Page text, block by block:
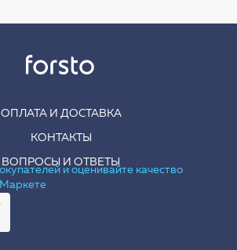
ОПЛАТА И ДОСТАВКА
КОНТАКТЫ
ВОПРОСЫ И ОТВЕТЫ